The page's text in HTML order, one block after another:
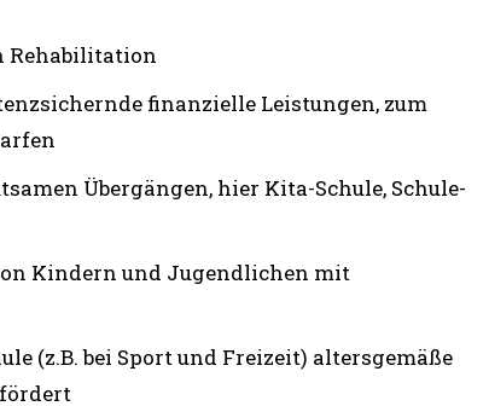
Rehabilitation
finanzielle Leistungen, zum
Übergängen, hier Kita-Schule, Schule-
Kindern und Jugendlichen mit
(z.B. bei Sport und Freizeit) altersgemäße